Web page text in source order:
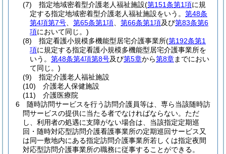
(7)
指定地域密着型介護老人福祉施設(第151条第1項に規
定する指定地域密着型介護老人福祉施設をいう。 第48条
第4項第7号
第65条第1項 第66条第1項及び第83条第6
項において同じ。)
(8)
指定看護小規模多機能型居宅介護事業所(第192条第1
項に規定する指定看護小規模多機能型居宅介護事業所を
いう。 第48条第4項第8号及び第5章から第8章までにおい
て同じ。)
(9)
指定介護老人福祉施設
(10)
介護老人保健施設
(11)
介護医療院
6
随時訪問サービスを行う訪問介護員等は、専ら当該随時訪
問サービスの提供に当たる者でなければならない。 ただ
し、利用者の処遇に支障がない場合は、当該指定定期巡
回・随時対応型訪問介護看護事業所の定期巡回サービス又
は同一敷地内にある指定訪問介護事業所若しくは指定夜間
対応型訪問介護事業所の職務に従事することができる。